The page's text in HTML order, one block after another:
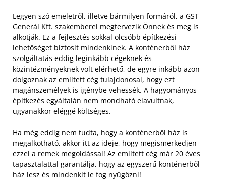
Legyen szó emeletről, illetve bármilyen formáról, a GST
Generál Kft. szakemberei megtervezik Önnek és meg is
alkotják. Ez a fejlesztés sokkal olcsóbb építkezési
lehetőséget biztosít mindenkinek. A konténerből ház
szolgáltatás eddig leginkább cégeknek és
közintézményeknek volt elérhető, de egyre inkább azon
dolgoznak az említett cég tulajdonosai, hogy ezt
magánszemélyek is igénybe vehessék. A hagyományos
építkezés egyáltalán nem mondható elavultnak,
ugyanakkor eléggé költséges.
Ha még eddig nem tudta, hogy a konténerből ház is
megalkotható, akkor itt az ideje, hogy megismerkedjen
ezzel a remek megoldással! Az említett cég már 20 éves
tapasztalattal garantálja, hogy az egyszerű konténerből
ház lesz és mindenkit le fog nyűgözni!